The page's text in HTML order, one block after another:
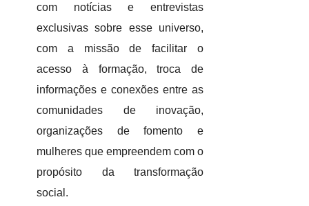
com notícias e entrevistas
exclusivas sobre esse universo,
com a missão de facilitar o
acesso à formação, troca de
informações e conexões entre as
comunidades de inovação,
organizações de fomento e
mulheres que empreendem com o
propósito da transformação
social.